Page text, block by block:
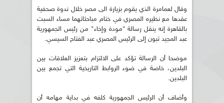
وقال لعمامرة الذي يقوم بزيارة الى مصر خلال ندوة صحفية
عقدها مع نظيره المصري في ختام مباحثاتهما مساء السبت
بالقاهرة إنه ينقل رسالة "مودة وإخاء" من رئيس الجمهورية
عبد المجيد تبون إلى الرئيس المصري عبد الفتاح السيسي.
موضحا أن الرسالة تؤكد على الالتزام بتعزيز العلاقات بين
البلدين، خاصة في ضوء الروابط التاريخية التي تجمع بين
البلدين.
وأضاف أن الرئيس الجمهورية كلفه في بداية مهامه أن